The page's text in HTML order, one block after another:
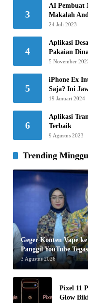
3
AI Pembuat
Makalah
24 Juli 2023
4
Aplikasi
Pakaian
5 November
5
iPhone Ex
Saja? Ini
19 Januari 2024
6
Aplikasi
Terbaik
9 Agustus 2023
Trending
Geger Konten Vape
Panggil YouTube Tegas
3 Agustus 2026
Pixel 11
Glow